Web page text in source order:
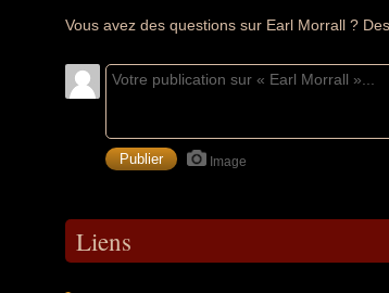
Vous avez des questions sur Earl Morrall ?
Image
Liens